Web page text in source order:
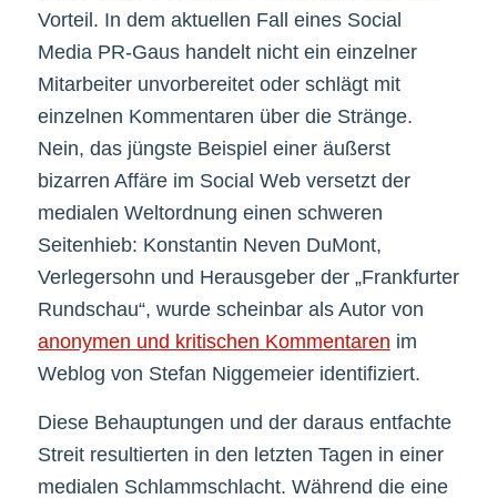
Vorteil. In dem aktuellen Fall eines Social
Media PR-Gaus handelt nicht ein einzelner
Mitarbeiter unvorbereitet oder schlägt mit
einzelnen Kommentaren über die Stränge.
Nein, das jüngste Beispiel einer äußerst
bizarren Affäre im Social Web versetzt der
medialen Weltordnung einen schweren
Seitenhieb: Konstantin Neven DuMont,
Verlegersohn und Herausgeber der „Frankfurter
Rundschau“, wurde scheinbar als Autor von
anonymen und kritischen Kommentaren im
Weblog von Stefan Niggemeier identifiziert.
Diese Behauptungen und der daraus entfachte
Streit resultierten in den letzten Tagen in einer
medialen Schlammschlacht. Während die eine